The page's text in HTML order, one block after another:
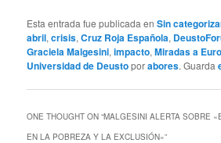
Esta entrada fue publicada enSin
abril,crisis,Cruz Roja Española,
Graciela Malgesini,impacto,Miradas a
Universidad de Deustoporabores. Guarda
ONE THOUGHT ON “MALGESINI ALERTA SOBRE
EN LA POBREZA Y LA EXCLUSIÓN»”